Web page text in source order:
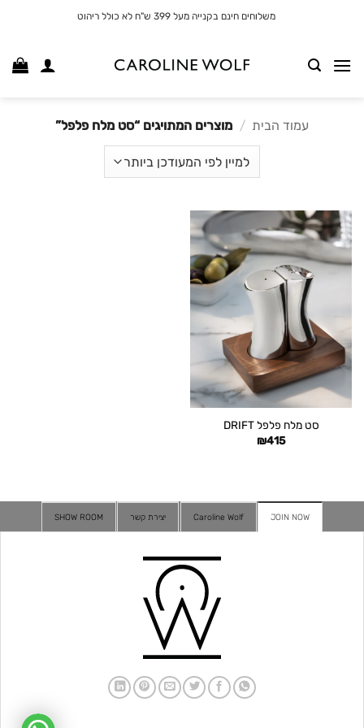
משלוחים חינם בקנייה מעל 399 ש"ח לא כולל ריהוט
עמוד הבית / מוצרים המתויגים “סט מלח פלפל”
סט מלח פלפל DRIFT
₪415
JOIN NOW
Caroline Wolf יצירת קשר SHOW ROOM